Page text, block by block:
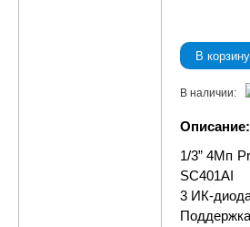
В корзину
В наличии:
Описание:
1/3” 4Мп
SC401AI
3 ИК-